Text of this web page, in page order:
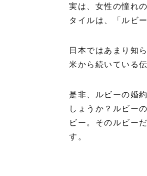
実は、女性の憧れ
タイルは、「ルビ
日本ではあまり知
米から続いている
是非、ルビーの婚
しょうか？ルビー
ビー。そのルビー
す。